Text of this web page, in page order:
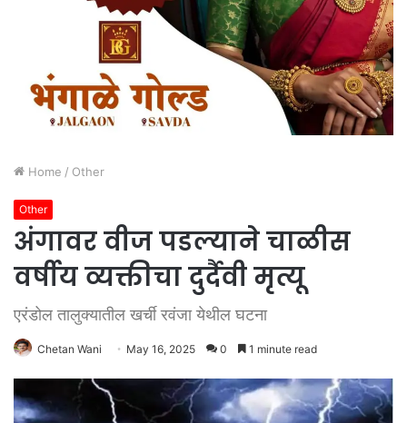
Home / Other
Other
अंगावर वीज पडल्याने चाळीस
वर्षीय व्यक्तीचा दुर्दैवी मृत्यू
एरंडोल तालुक्यातील खर्ची रवंजा येथील घटना
Chetan Wani May 16, 2025 0 1 minute read